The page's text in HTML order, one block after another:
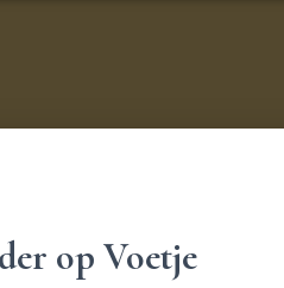
op Voetje